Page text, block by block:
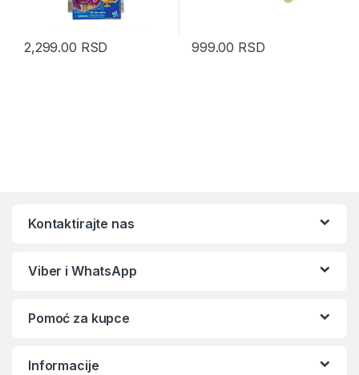
2,299.00 RSD 999.00 RSD
Kontaktirajte nas
Viber i WhatsApp
Pomoć za kupce
Informacije